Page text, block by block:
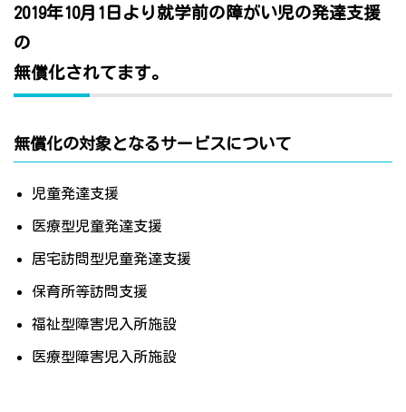
2019年10月1日より就学前の障がい児の発達支援
の
無償化されてます。
無償化の対象となるサービスについて
児童発達支援
医療型児童発達支援
居宅訪問型児童発達支援
保育所等訪問支援
福祉型障害児入所施設
医療型障害児入所施設